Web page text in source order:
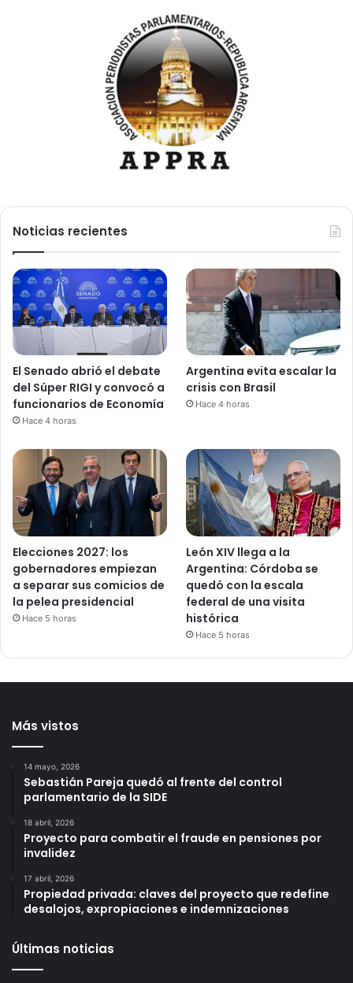
Noticias recientes
El Senado abrió el debate
del Súper RIGI y convocó a
funcionarios de Economía
Hace 4 horas
Argentina evita escalar la
crisis con Brasil
Hace 4 horas
Elecciones 2027: los
gobernadores empiezan
a separar sus comicios de
la pelea presidencial
Hace 5 horas
León XIV llega a la
Argentina: Córdoba se
quedó con la escala
federal de una visita
histórica
Hace 5 horas
Más vistos
14 mayo, 2026
Sebastián Pareja quedó al frente del control
parlamentario de la SIDE
18 abril, 2026
Proyecto para combatir el fraude en pensiones por
invalidez
17 abril, 2026
Propiedad privada: claves del proyecto que redefine
desalojos, expropiaciones e indemnizaciones
Últimas noticias